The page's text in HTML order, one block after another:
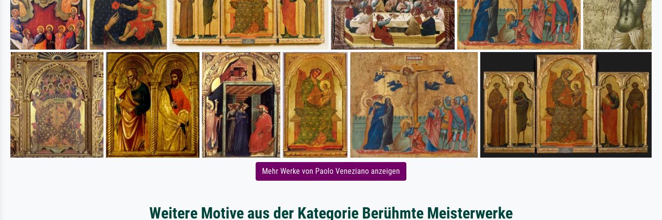
Mehr Werke von Paolo Veneziano anzeigen
Weitere Motive aus der Kategorie Berühmte Meisterwerke